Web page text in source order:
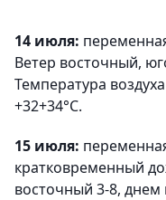
14 июля:
Ветер восточный,
Температура
+32+34°C.
15 июля:
кратковременный
восточный 3-8,